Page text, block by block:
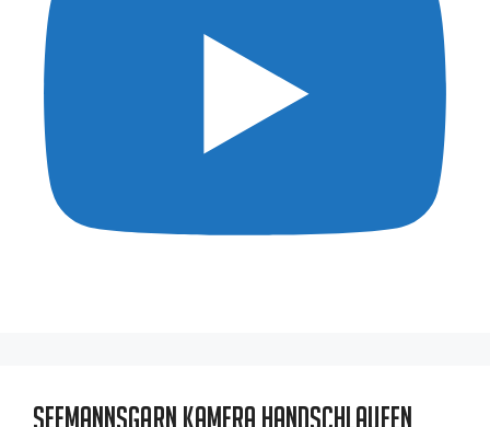
Seemannsgarn Kamera Handschlaufen